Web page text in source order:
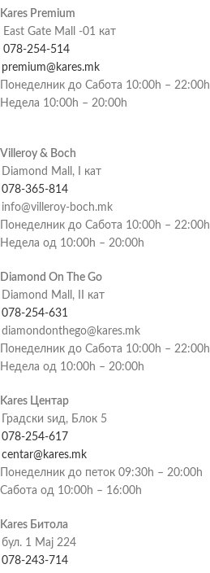
Kares Premium
East Gate Mall -01 кат
078-254-514
premium@kares.mk
Понеделник до Сабота 10:00h – 22:00h
Недела 10:00h – 20:00h
Villeroy & Boch
Diamond Mall, I кат
078-365-814
info@villeroy-boch.mk
Понеделник до Сабота 10:00h – 22:00h
Недела од 10:00h – 20:00h
Diamond On The Go
Diamond Mall, II кат
078-254-631
diamondonthego@kares.mk
Понеделник до Сабота 10:00h – 22:00h
Недела од 10:00h – 20:00h
Kares Центар
Градски ѕид, Блок 5
078-254-617
centar@kares.mk
Понеделник до петок 09:30h – 20:00h
Сабота од 10:00h – 16:00h
Kares Битола
бул. 1 Мај 224
078-243-714